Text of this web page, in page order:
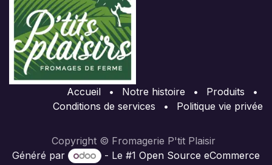
Accueil • Notre histoire • Produits
•
Conditions de services
• Politique vie privée
Copyright © Fromagerie P'tit Plaisir
Généré par
- Le #1 Open Source eCommerce